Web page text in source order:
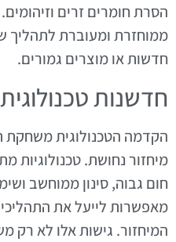
הסרת חומרים זרים
ממוחזרת ומעוברת לתהליך
חדשות או מוצרים גמורים.
חדשנות
הקדמה הטכנולוגית משחקת
מיחזור נחושת. טכנולוגיות
חום גבוה, סינון ממוחשב
מאפשרות לייעל את
המיחזור. גישות אלו לא רק